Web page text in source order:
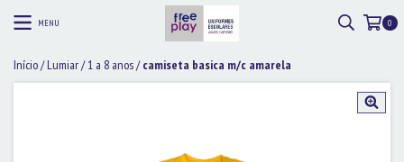
MENU 0
Início/Lumiar/ 1 a 8 anos/ camiseta basica m/c amarela